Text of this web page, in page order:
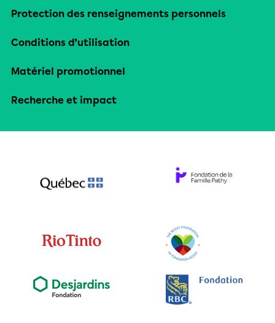
Protection des renseignements personnels
Conditions d’utilisation
Matériel promotionnel
Recherche et impact